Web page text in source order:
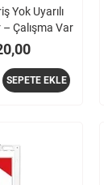
Yok Uyarılı
Çalışma Var
SEPETE EKLE